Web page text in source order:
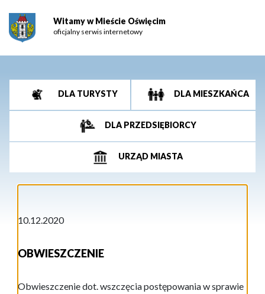
Witamy w Mieście Oświęcim
oficjalny serwis internetowy
DLA TURYSTY DLA MIESZKAŃCA
DLA PRZEDSIĘBIORCY
URZĄD MIASTA
10.12.2020
OBWIESZCZENIE
Obwieszczenie dot. wszczęcia postępowania w sprawie